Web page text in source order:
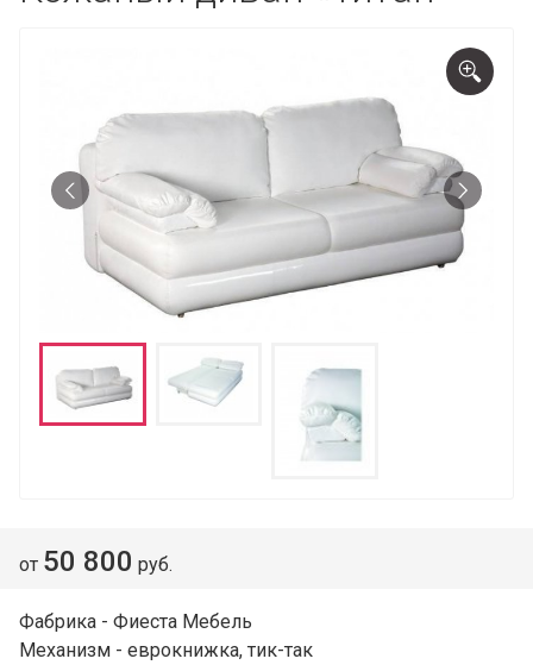
от 50 800 руб.
Фабрика - Фиеста Мебель
Механизм - еврокнижка, тик-так